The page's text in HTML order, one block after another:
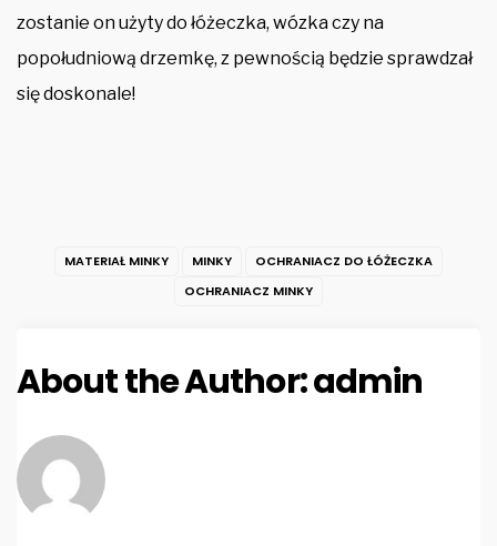
zostanie on użyty do łóżeczka, wózka czy na
popołudniową drzemkę, z pewnością będzie sprawdzał
się doskonale!
MATERIAŁ MINKY MINKY
OCHRANIACZ DO ŁÓŻECZKA
OCHRANIACZ MINKY
About the Author:admin